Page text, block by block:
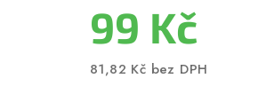
99 Kč
81,82 Kč bez DPH